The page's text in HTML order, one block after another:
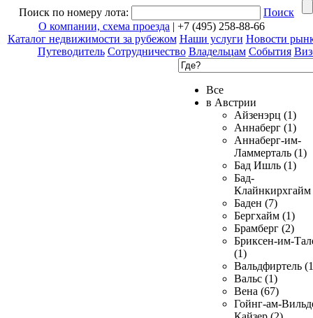
Поиск по номеру лота:
Поиск
О компании, схема проезда | +7 (495) 258-88-66
Каталог недвижимости за рубежом Наши услуги Новости
Путеводитель Сотрудничество Владельцам События
Все
в Австрии
Айзенэрц (1)
Аннаберг (1)
Аннаберг-им-
Ламмерталь (1)
Бад Ишль (1)
Бад-
Клайнкирхгайм
Баден (7)
Бергхайм (1)
Брамберг (2)
Бриксен-им-
(1)
Вальдфиртель
Вальс (1)
Вена (67)
Гойнг-ам-